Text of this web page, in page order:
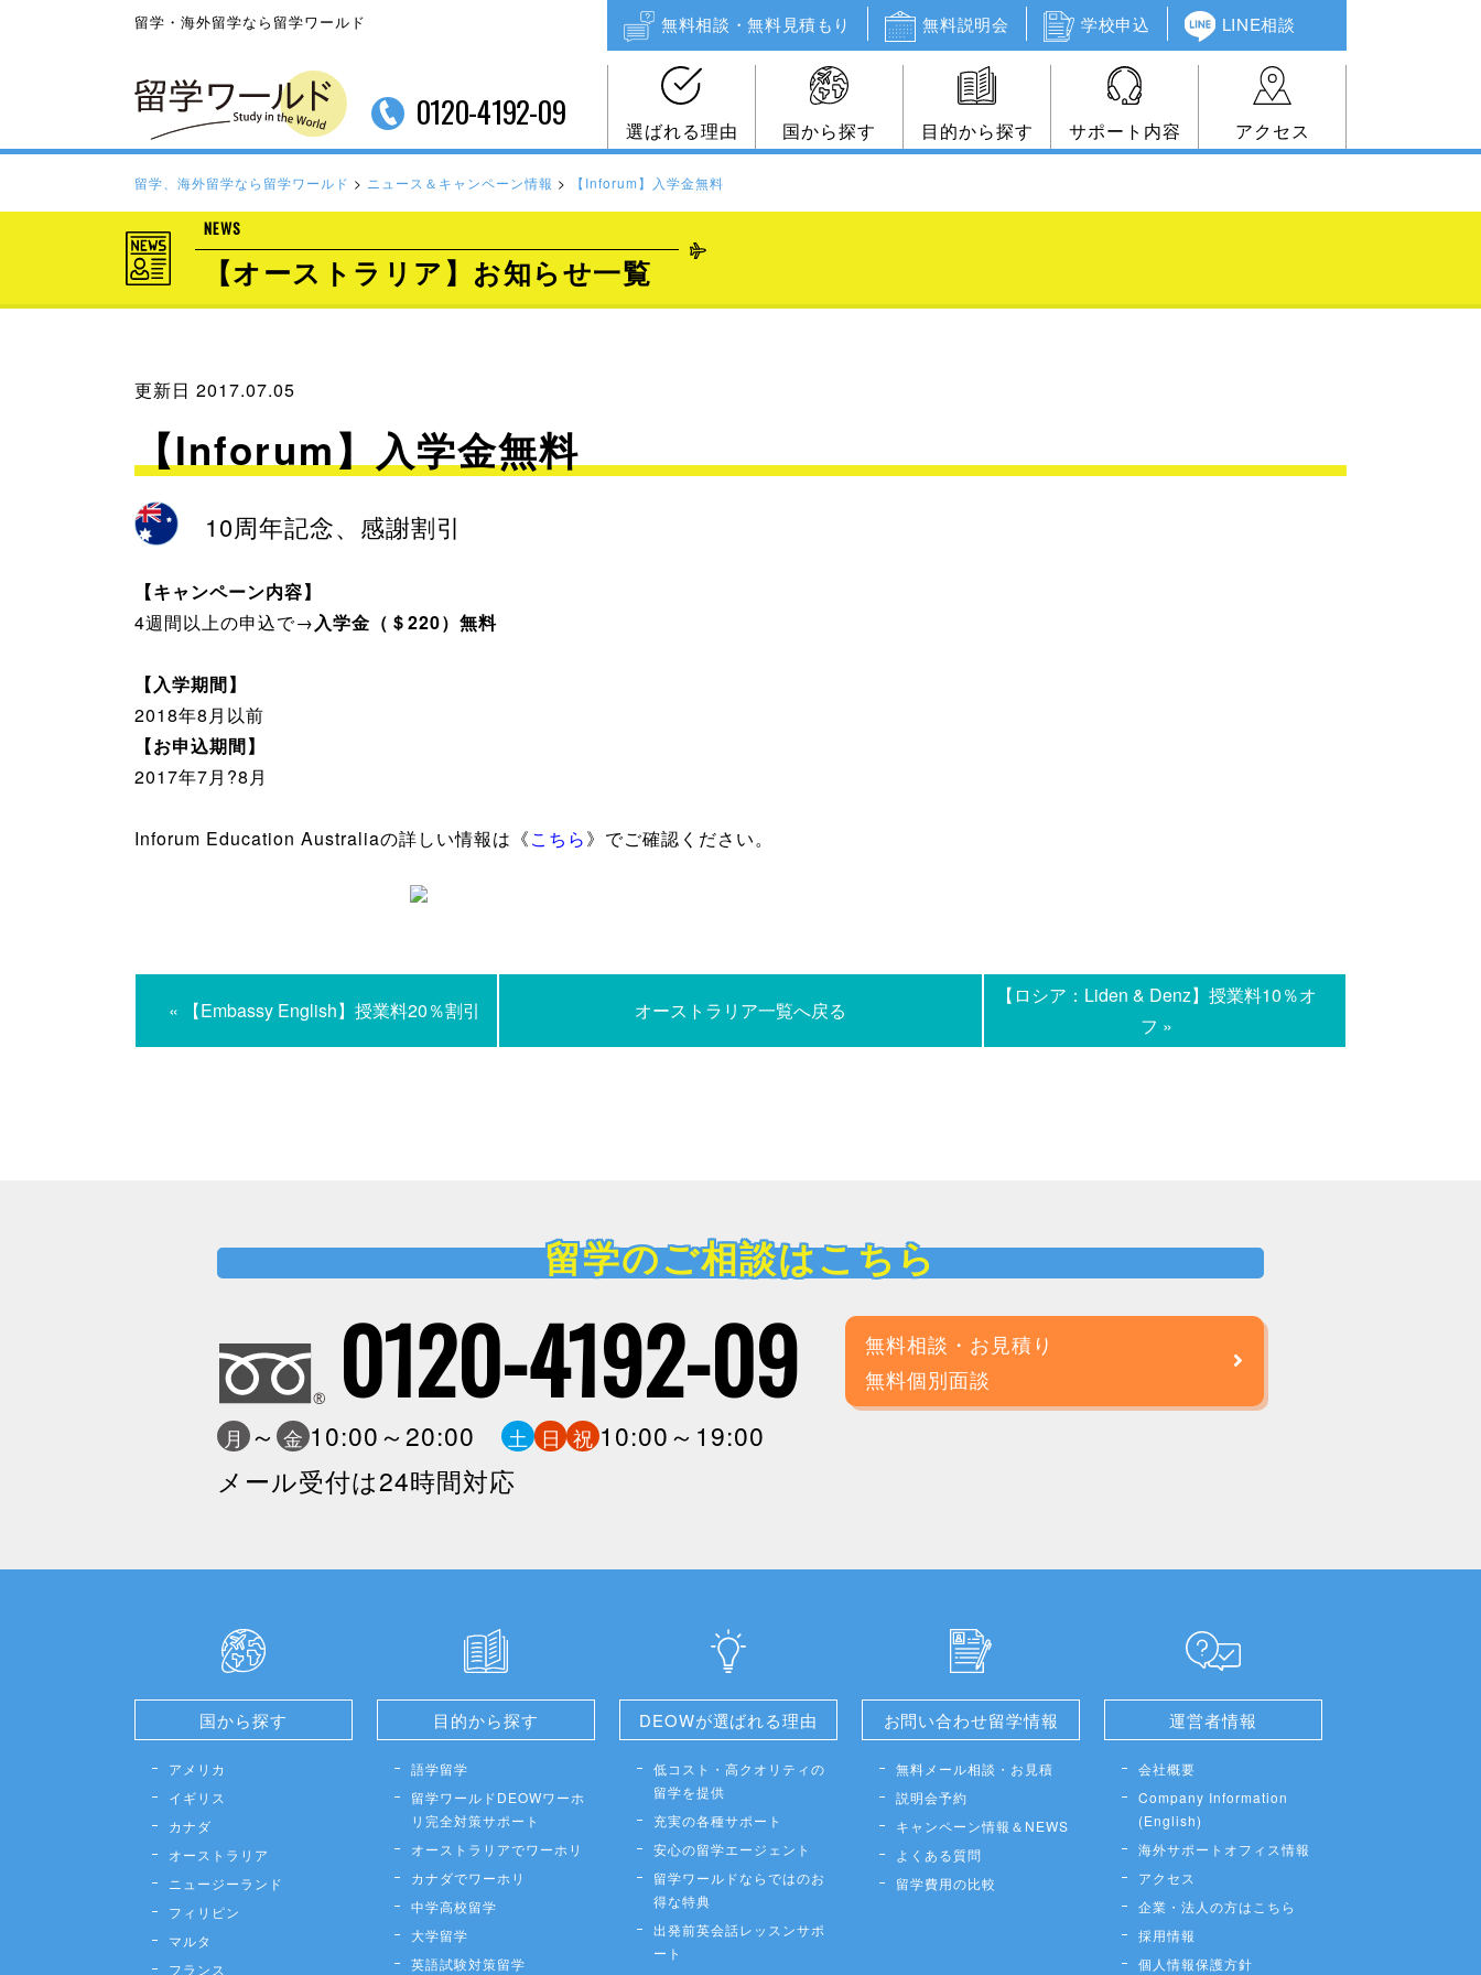
留学・海外留学なら留学ワールド 無料相談・無料見積もり 無料説明会 学校申込 LINE相談
0120-4192-09 選ばれる理由 国から探す 目的から探す サポート内容 アクセス
留学、海外留学なら留学ワールド > ニュース＆キャンペーン情報 > 【Inforum】入学金無料
NEWS
【オーストラリア】お知らせ一覧
更新日 2017.07.05
【Inforum】入学金無料
10周年記念、感謝割引
【キャンペーン内容】
4週間以上の申込で→入学金（＄220）無料
【入学期間】
2018年8月以前
【お申込期間】
2017年7月?8月
Inforum Education Australiaの詳しい情報は《こちら》でご確認ください。
« 【Embassy English】授業料20％割引 オーストラリア一覧へ戻る
【ロシア：Liden & Denz】授業料10％オ
フ »
留学のご相談はこちら
0120-4192-09
月 ～ 金 10:00～20:00 土 日 祝 10:00～19:00
メール受付は24時間対応
無料相談・お見積り
無料個別面談
国から探す
アメリカ
イギリス
カナダ
オーストラリア
ニュージーランド
フィリピン
マルタ
フランス
目的から探す
語学留学
留学ワールドDEOWワーホ
リ完全対策サポート
オーストラリアでワーホリ
カナダでワーホリ
中学高校留学
大学留学
英語試験対策留学
DEOWが選ばれる理由
低コスト・高クオリティの
留学を提供
充実の各種サポート
安心の留学エージェント
留学ワールドならではのお
得な特典
出発前英会話レッスンサポ
ート
お問い合わせ留学情報
無料メール相談・お見積
説明会予約
キャンペーン情報＆NEWS
よくある質問
留学費用の比較
運営者情報
会社概要
Company Information
(English)
海外サポートオフィス情報
アクセス
企業・法人の方はこちら
採用情報
個人情報保護方針